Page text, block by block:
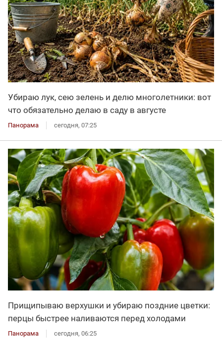
Убираю лук, сею зелень и делю многолетники: вот
что обязательно делаю в саду в августе
Панорама сегодня, 07:25
Прищипываю верхушки и убираю поздние цветки:
перцы быстрее наливаются перед холодами
Панорама сегодня, 06:25